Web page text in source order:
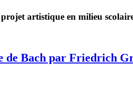
artistique en milieu
de Bach par Friedrich